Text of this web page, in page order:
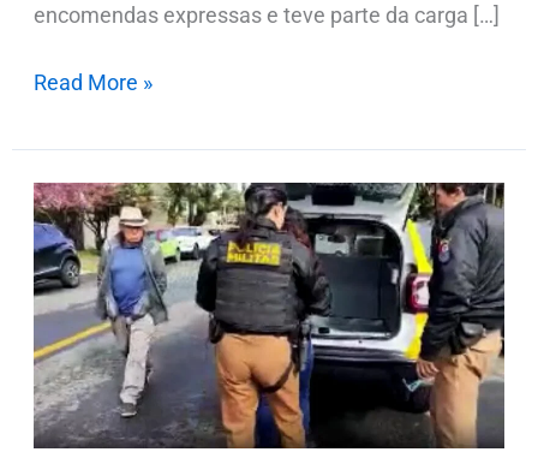
encomendas expressas e teve parte da carga […]
Read More »
Mulher
esfaqueia
colega
de
trabalho
após
briga
por